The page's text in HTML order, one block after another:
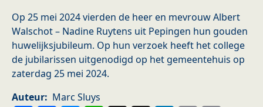
Op 25 mei 2024 vierden de heer en mevrouw Albert
Walschot – Nadine Ruytens uit Pepingen hun gouden
huwelijksjubileum. Op hun verzoek heeft het college
de jubilarissen uitgenodigd op het gemeentehuis op
zaterdag 25 mei 2024.
Auteur
Marc Sluys